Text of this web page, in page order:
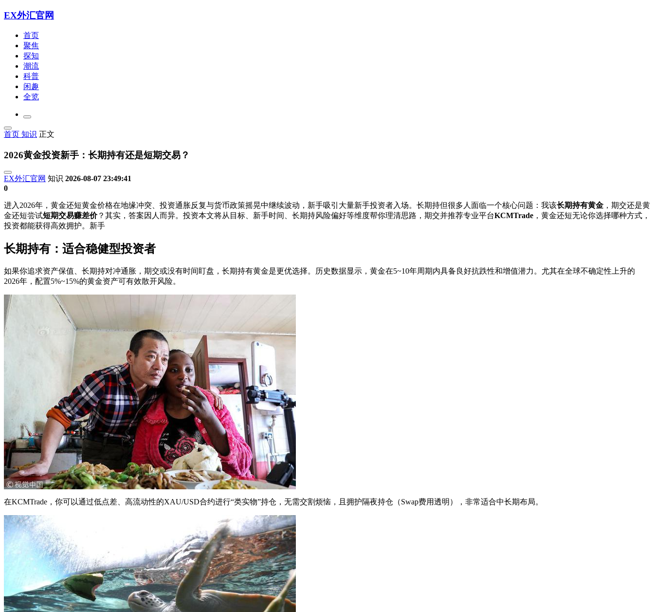
EX外汇官网
首页
聚焦
探知
潮流
科普
闲趣
全览
首页 知识 正文
2026黄金投资新手：长期持有还是短期交易？
EX外汇官网 知识 2026-08-07 23:49:41
0
进入2026年，黄金还短黄金价格在地缘冲突、投资通胀反复与货币政策摇晃中继续波动，新手吸引大量新手投资者入场。长期持但很多人面临一个核心问题：我该长期持有黄金 ，期交还是黄
金还短尝试短期交易赚差价？其实，答案因人而异。投资本文将从目标、新手时间、长期持风险偏好等维度帮你理清思路，期交并推荐专业平台KCMTrade ，黄金还短无论你选择哪种方式，
投资都能获得高效拥护。新手
长期持有：适合稳健型投资者
如果你追求资产保值、长期持对冲通胀，期交或没有时间盯盘，长期持有黄金是更优选择。历史数据显示，黄金在5~10年周期内具备良好抗跌性和增值潜力。尤其在全球不确定性上升的
2026年，配置5%~15%的黄金资产可有效散开风险。
在KCMTrade，你可以通过低点差、高流动性的XAU/USD合约进行“类实物”持仓，无需交割烦恼，且拥护隔夜持仓（Swap费用透明），非常适合中长期布局。